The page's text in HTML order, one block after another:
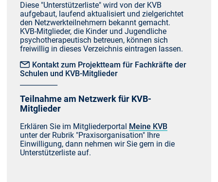
Diese "Unterstützerliste" wird von der KVB
aufgebaut, laufend aktualisiert und zielgerichtet
den Netzwerkteilnehmern bekannt gemacht.
KVB-Mitglieder, die Kinder und Jugendliche
psychotherapeutisch betreuen, können sich
freiwillig in dieses Verzeichnis eintragen lassen.
Kontakt zum Projektteam für Fachkräfte der
Schulen und KVB-Mitglieder
Teilnahme am Netzwerk für KVB-
Mitglieder
Erklären Sie im Mitgliederportal
Meine KVB
unter der Rubrik "Praxisorganisation" Ihre
Einwilligung, dann nehmen wir Sie gern in die
Unterstützerliste auf.